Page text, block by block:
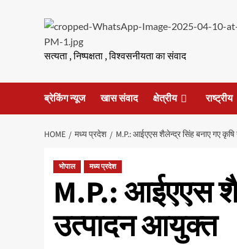
सत्यता , निष्पक्षता , विश्वसनीयता का संवाद
ब्रेकिंग न्यूज खास संवाद क्षेत्रीय राष्ट्रीय
HOME मध्य प्रदेश M.P.: आईएएस शैलेन्द्र सिंह बनाए गए
भोपाल मध्य प्रदेश
M.P.: आईएएस
उत्पादन आयुक्त